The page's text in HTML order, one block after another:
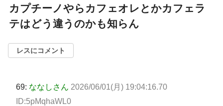
カプチーノやらカフェオレとかカフェラ
テはどう違うのかも知らん
レスにコメント
69: ななしさん 2026/06/01(月) 19:04:16.70
ID:5pMqhaWL0